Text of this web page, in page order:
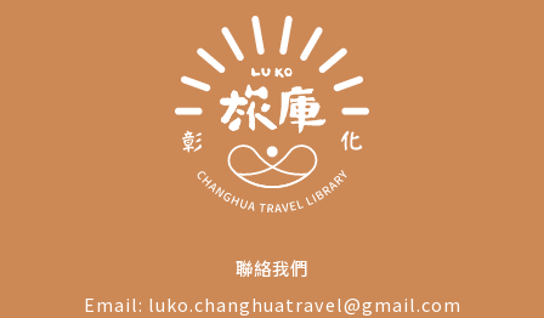
聯絡我們
Email: luko.changhuatravel@gmail.com